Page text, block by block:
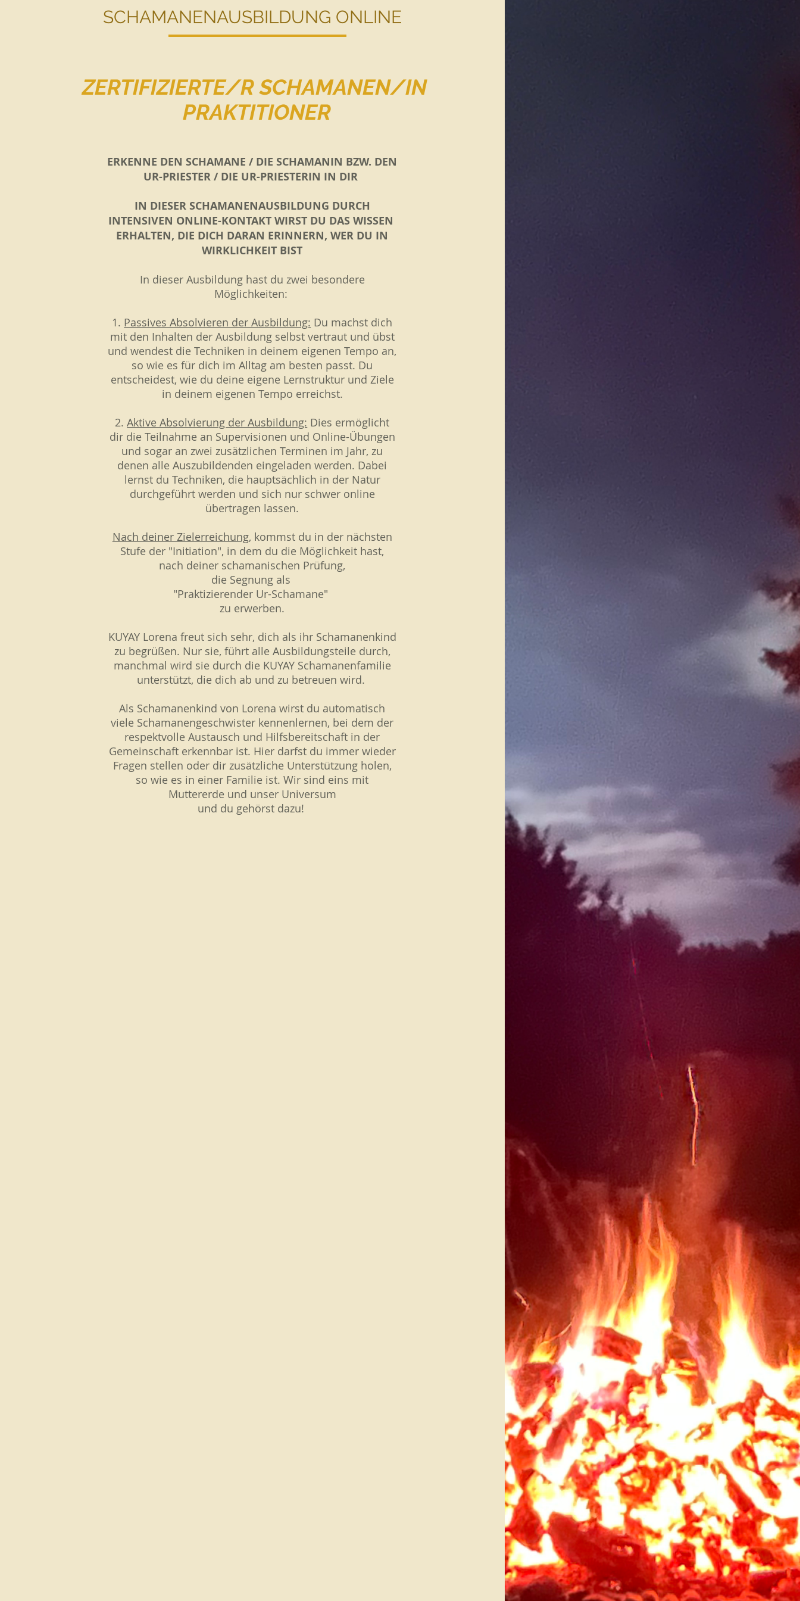
SCHAMANENAUSBILDUNG ONLINE
ZERTIFIZIERTE/R SCHAMANEN/IN
PRAKTITIONER
ERKENNE DEN SCHAMANE / DIE SCHAMANIN BZW. DEN
UR-PRIESTER / DIE UR-PRIESTERIN IN DIR
IN DIESER SCHAMANENAUSBILDUNG DURCH
INTENSIVEN ONLINE-KONTAKT WIRST DU DAS WISSEN
ERHALTEN, DIE DICH DARAN ERINNERN, WER DU IN
WIRKLICHKEIT BIST
In dieser Ausbildung hast du zwei besondere
Möglichkeiten:
1. Passives Absolvieren der Ausbildung: Du machst dich
mit den Inhalten der Ausbildung selbst vertraut und übst
und wendest die Techniken in deinem eigenen Tempo an,
so wie es für dich im Alltag am besten passt. Du
entscheidest, wie du deine eigene Lernstruktur und Ziele
in deinem eigenen Tempo erreichst.
2.Aktive Absolvierung der Ausbildung: Dies ermöglicht
dir die Teilnahme an Supervisionen und Online-Übungen
und sogar an zwei zusätzlichen Terminen im Jahr, zu
denen alle Auszubildenden eingeladen werden. Dabei
lernst du Techniken, die hauptsächlich in der Natur
durchgeführt werden und sich nur schwer online
übertragen lassen.
Nach deiner Zielerreichung, kommst du in der nächsten
Stufe der "Initiation", in dem du die Möglichkeit hast,
nach deiner schamanischen Prüfung,
die Segnung als
"Praktizierender Ur-Schamane"
zu erwerben.
KUYAY Lorena freut sich sehr, dich als ihr Schamanenkind
zu begrüßen. Nur sie, führt alle Ausbildungsteile durch,
manchmal wird sie durch die KUYAY Schamanenfamilie
unterstützt, die dich ab und zu betreuen wird.
Als Schamanenkind von Lorena wirst du automatisch
viele Schamanengeschwister kennenlernen, bei dem der
respektvolle Austausch und Hilfsbereitschaft in der
Gemeinschaft erkennbar ist. Hier darfst du immer wieder
Fragen stellen oder dir zusätzliche Unterstützung holen,
so wie es in einer Familie ist. Wir sind eins mit
Muttererde und unser Universum
und du gehörst dazu!